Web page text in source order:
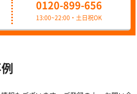
0120-899-656
13:00~22:00・土日祝OK